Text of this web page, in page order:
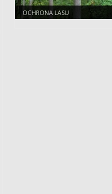
OCHRONA LASU